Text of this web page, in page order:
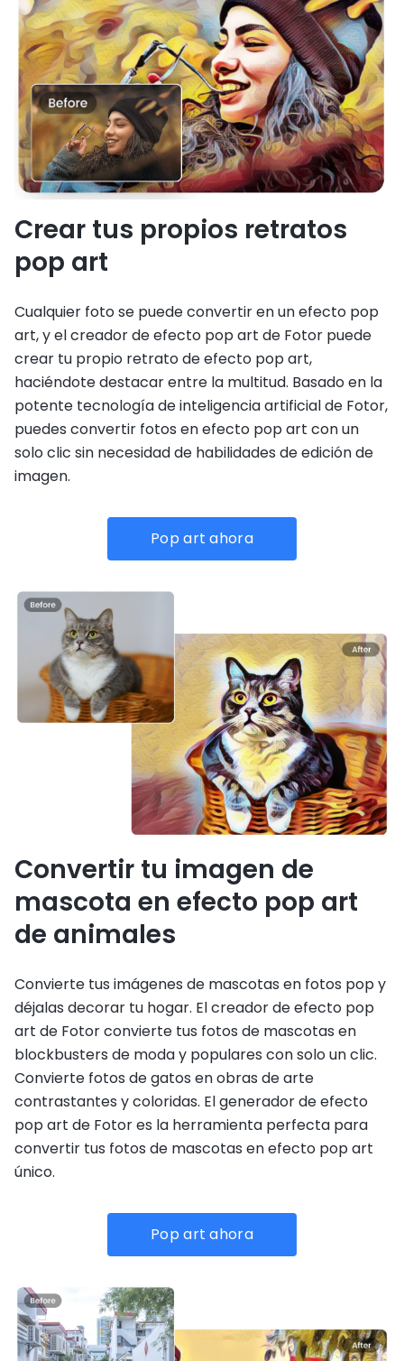
Crear tus propios retratos
pop art
Cualquier foto se puede convertir en un efecto pop
art, y el creador de efecto pop art de Fotor puede
crear tu propio retrato de efecto pop art,
haciéndote destacar entre la multitud. Basado en la
potente tecnología de inteligencia artificial de Fotor,
puedes convertir fotos en efecto pop art con un
solo clic sin necesidad de habilidades de edición de
imagen.
Pop art ahora
Convertir tu imagen de
mascota en efecto pop art
de animales
Convierte tus imágenes de mascotas en fotos pop y
déjalas decorar tu hogar. El creador de efecto pop
art de Fotor convierte tus fotos de mascotas en
blockbusters de moda y populares con solo un clic.
Convierte fotos de gatos en obras de arte
contrastantes y coloridas. El generador de efecto
pop art de Fotor es la herramienta perfecta para
convertir tus fotos de mascotas en efecto pop art
único.
Pop art ahora